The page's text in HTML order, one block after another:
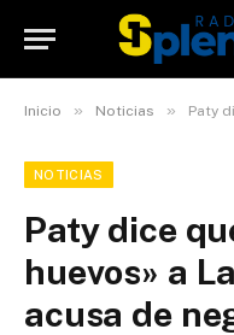
Inicio » Noticias » Paty dice
NOTICIAS
Paty dice
huevos» a
acusa de